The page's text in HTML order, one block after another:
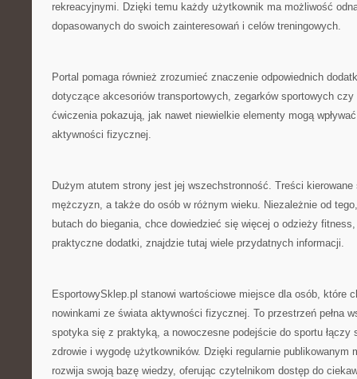
rekreacyjnymi. Dzięki temu każdy użytkownik ma możliwość
dopasowanych do swoich zainteresowań i celów treningowych.
Portal pomaga również zrozumieć znaczenie odpowiednich
dotyczące akcesoriów transportowych, zegarków sportowych
ćwiczenia pokazują, jak nawet niewielkie elementy mogą
aktywności fizycznej.
Dużym atutem strony jest jej wszechstronność. Treści
mężczyzn, a także do osób w różnym wieku. Niezależnie od
butach do biegania, chce dowiedzieć się więcej o odzieży
praktyczne dodatki, znajdzie tutaj wiele przydatnych informacji.
EsportowySklep.pl stanowi wartościowe miejsce dla osób, które
nowinkami ze świata aktywności fizycznej. To przestrzeń pełna
spotyka się z praktyką, a nowoczesne podejście do sportu łączy
zdrowie i wygodę użytkowników. Dzięki regularnie publikowanym
rozwija swoją bazę wiedzy, oferując czytelnikom dostęp do